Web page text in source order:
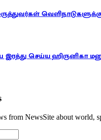
செய்ய ஹிருனிகா
from NewsSite about world,